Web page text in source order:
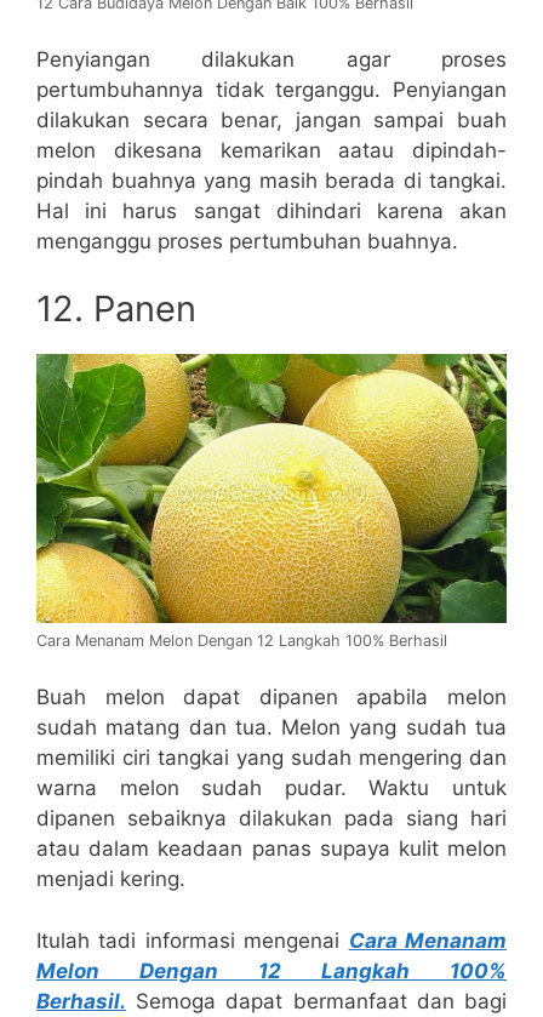
Penyiangan dilakukan agar proses
pertumbuhannya tidak terganggu. Penyiangan
dilakukan secara benar, jangan sampai buah
melon dikesana kemarikan aatau dipindah-
pindah buahnya yang masih berada di tangkai.
Hal ini harus sangat dihindari karena akan
menganggu proses pertumbuhan buahnya.
12. Panen
Cara Menanam Melon Dengan 12 Langkah 100% Berhasil
Buah melon dapat dipanen apabila melon
sudah matang dan tua. Melon yang sudah tua
memiliki ciri tangkai yang sudah mengering dan
warna melon sudah pudar. Waktu untuk
dipanen sebaiknya dilakukan pada siang hari
atau dalam keadaan panas supaya kulit melon
menjadi kering.
Itulah tadi informasi mengenai Cara Menanam
Melon Dengan 12 Langkah 100%
Berhasil. Semoga dapat bermanfaat dan bagi